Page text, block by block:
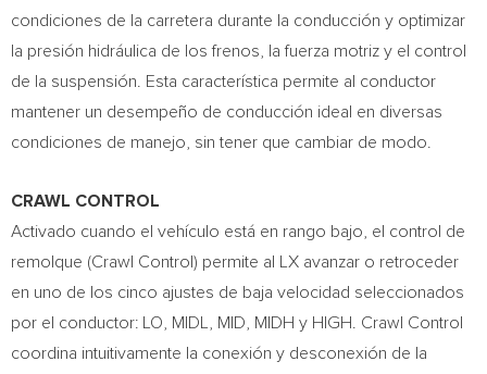
condiciones de la carretera durante la conducción y optimizar
la presión hidráulica de los frenos, la fuerza motriz y el control
de la suspensión. Esta característica permite al conductor
mantener un desempeño de conducción ideal en diversas
condiciones de manejo, sin tener que cambiar de modo.
CRAWL CONTROL
Activado cuando el vehículo está en rango bajo, el control de
remolque (Crawl Control) permite al LX avanzar o retroceder
en uno de los cinco ajustes de baja velocidad seleccionados
por el conductor: LO, MIDL, MID, MIDH y HIGH. Crawl Control
coordina intuitivamente la conexión y desconexión de la